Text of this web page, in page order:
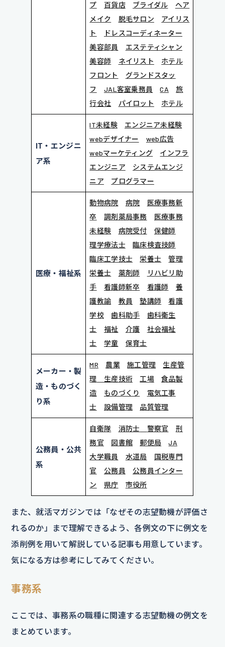
プ
百貨店 ブライダル
ヘア
メイク
脱毛サロン
アイリス
ト
ドレスコーディネーター
美容部員
エステティシャン
美容師
ネイリスト
ホテル
フロント
グランドスタッ
フ
JAL客室乗務員 CA
旅
行会社
パイロット ホテル
IT・エンジニ
ア系
IT未経験
エンジニア未経験
webデザイナー
web広告
webマーケティング
インフラ
エンジニア
システムエンジ
ニア
プログラマー
医療・福祉系
動物病院 病院
医療事務新
卒
調剤薬局事務
医療事務
未経験
病院受付
保健師
理学療法士
臨床検査技師
臨床工学技士
栄養士
管理
栄養士
薬剤師
リハビリ助
手
看護師新卒 看護師
養
護教諭
教員 塾講師
看護
学校
歯科助手
歯科衛生
士
福祉 介護
社会福祉
士
学童 保育士
メーカー・製
造・ものづく
り系
MR 農業 施工管理
生産管
理 生産技術 工場
食品製
造
ものづくり
電気工事
士
設備管理 品質管理
公務員・公共
系
自衛隊 消防士 警察官
刑
務官
図書館 郵便局
JA
大学職員
水道局
国税専門
官
公務員
公務員インター
ン
県庁 市役所
また、就活マガジンでは「なぜその志望動機が評価さ
れるのか」まで理解できるよう、各例文の下に例文を
添削例を用いて解説している記事も用意しています。
気になる方は参考にしてみてください。
事務系
ここでは、事務系の職種に関連する志望動機の例文を
まとめています。